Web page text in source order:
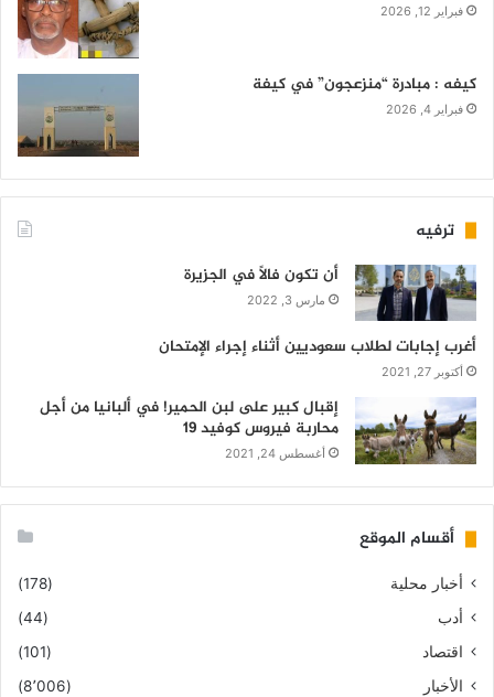
فبراير 12, 2026
كيفه : مبادرة “منزعجون” في كيفة
فبراير 4, 2026
ترفيه
أن تكون فالاً في الجزيرة
مارس 3, 2022
أغرب إجابات لطلاب سعوديين أثناء إجراء الإمتحان
أكتوبر 27, 2021
إقبال كبير على لبن الحمير! في ألبانيا من أجل
محاربة فيروس كوفيد 19
أغسطس 24, 2021
أقسام الموقع
أخبار محلية
(178)
أدب
(44)
اقتصاد
(101)
الأخبار
(8٬006)